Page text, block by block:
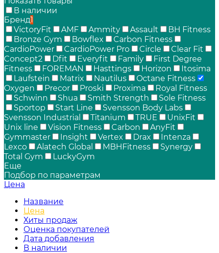
В наличии
Бренд1
VictoryFit
AMF Ammity Assault
BH Fitness
Bronze Gym
Bowflex
Carbon Fitness
CardioPower
CardioPower Pro Circle
Clear Fit
Concept2
Dfit Everyfit Family
First Degree
Fitness
FOREMAN Hasttings Horizon
Itosima
Laufstein
Matrix Nautilus
Octane Fitness
Oxygen
Precor Proski Proxima
Royal Fitness
Schwinn
Shua Smith Strength
Sole Fitness
Sportop
Start Line
Svensson Body Labs
Svensson Industrial
Titanium TRUE
UnixFit
Unix line
Vision Fitness Carbon
AnyFit
Gymmaster
Insight Vertex Drax
Intenza
Lexco
Alatech Global MBHFitness
Synergy
Total Gym
LuckyGym
Еще
Подбор по параметрам
Цена
Название
Цена
Хиты продаж
Оценка покупателей
Дата добавления
В наличии